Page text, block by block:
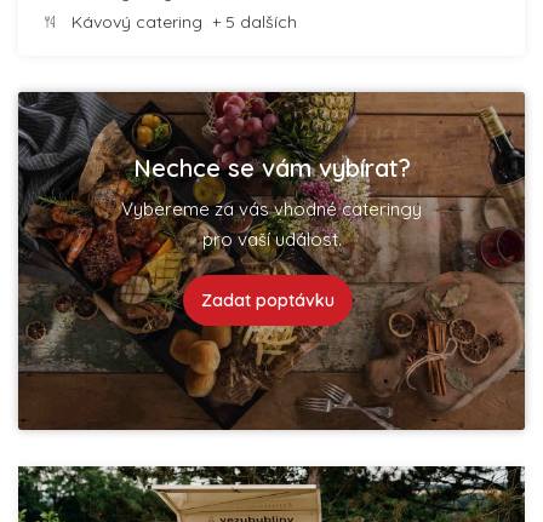
Kávový catering + 5 dalších
Nechce se vám vybírat?
Vybereme za vás vhodné cateringy
pro vaší událost.
Zadat poptávku